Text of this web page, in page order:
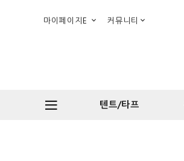
마이페이지E 커뮤니티
텐트/타프